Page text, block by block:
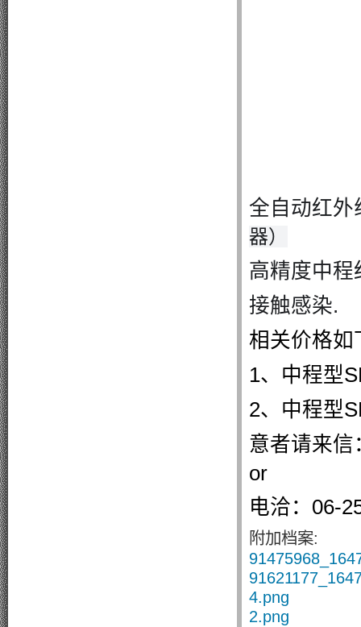
全自动红外
器）
高精度中程
接触感染.
相关价格如
1、中程型
2、中程型
意者请来信
or
电洽：06-
附加档案:
4.png
2.png